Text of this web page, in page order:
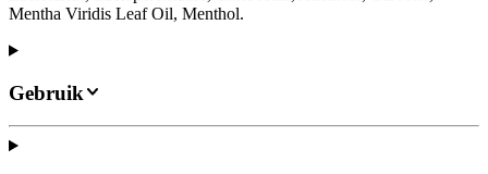
Mentha Viridis Leaf Oil, Menthol.
Gebruik